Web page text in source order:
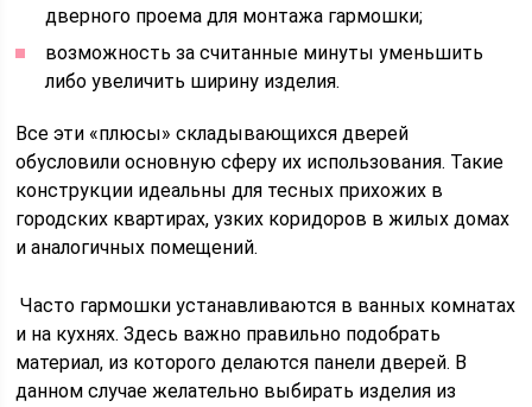
дверного проема для монтажа гармошки;
возможность за считанные минуты уменьшить
либо увеличить ширину изделия.
Все эти «плюсы» складывающихся дверей
обусловили основную сферу их использования. Такие
конструкции идеальны для тесных прихожих в
городских квартирах, узких коридоров в жилых домах
и аналогичных помещений.
Часто гармошки устанавливаются в ванных комнатах
и на кухнях. Здесь важно правильно подобрать
материал, из которого делаются панели дверей. В
данном случае желательно выбирать изделия из